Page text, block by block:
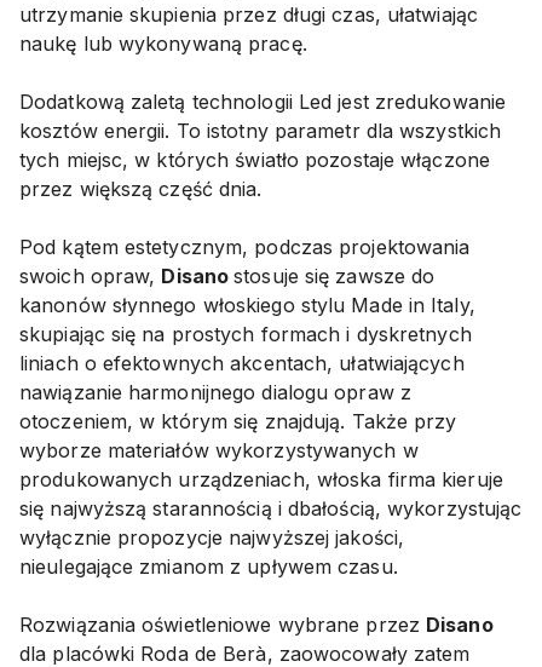
utrzymanie skupienia przez długi czas, ułatwiając
naukę lub wykonywaną pracę.
Dodatkową zaletą technologii Led jest zredukowanie
kosztów energii. To istotny parametr dla wszystkich
tych miejsc, w których światło pozostaje włączone
przez większą część dnia.
Pod kątem estetycznym, podczas projektowania
swoich opraw, Disanostosuje się zawsze do
kanonów słynnego włoskiego stylu Made in Italy,
skupiając się na prostych formach i dyskretnych
liniach o efektownych akcentach, ułatwiających
nawiązanie harmonijnego dialogu opraw z
otoczeniem, w którym się znajdują. Także przy
wyborze materiałów wykorzystywanych w
produkowanych urządzeniach, włoska firma kieruje
się najwyższą starannością i dbałością, wykorzystując
wyłącznie propozycje najwyższej jakości,
nieulegające zmianom z upływem czasu.
Rozwiązania oświetleniowe wybrane przez Disano
dla placówki Roda de Berà, zaowocowały zatem